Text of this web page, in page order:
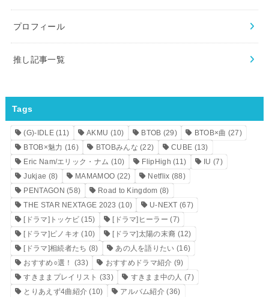
プロフィール
推し記事一覧
Tags
(G)-IDLE(11) AKMU (10) BTOB (29) BTOB×曲 (27)
BTOB×魅力 (16) BTOBみんな (22) CUBE (13)
Eric Nam/エリック・ナム (10) FlipHigh (11) IU (7)
Jukjae (8) MAMAMOO (22) Netflix (88)
PENTAGON (58) Road to Kingdom (8)
THE STAR NEXTAGE 2023 (10) U-NEXT (67)
[ドラマ]トッケビ (15) [ドラマ]ヒーラー (7)
[ドラマ]ピノキオ (10) [ドラマ]太陽の末裔 (12)
[ドラマ]相続者たち (8) あの人を語りたい (16)
おすすめ○選！
(33) おすすめドラマ紹介 (9)
すきままプレイリスト (33) すきまま中の人 (7)
とりあえず4曲紹介 (10) アルバム紹介 (36)